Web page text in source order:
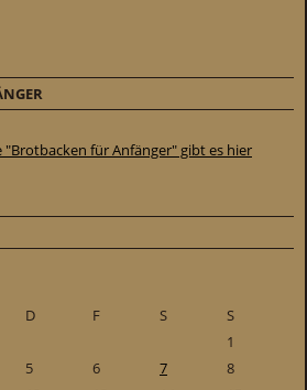
"Brotbacken für Anfänger" gibt es hier
D F S
S
1
5 6 7
8